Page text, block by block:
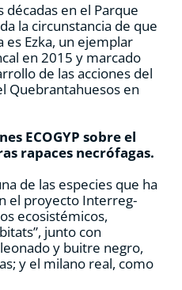
en el Parque
la circunstancia de que
Ezka, un ejemplar
en 2015 y marcado
de las acciones del
Quebrantahuesos en
ECOGYP sobre el
rapaces necrófagas.
de las especies que ha
el proyecto Interreg-
ecosistémicos,
junto con
y buitre negro,
y el milano real, como